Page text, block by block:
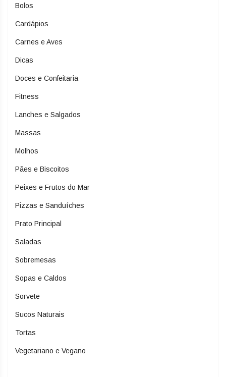
Bolos
Cardápios
Carnes e Aves
Dicas
Doces e Confeitaria
Fitness
Lanches e Salgados
Massas
Molhos
Pães e Biscoitos
Peixes e Frutos do Mar
Pizzas e Sanduíches
Prato Principal
Saladas
Sobremesas
Sopas e Caldos
Sorvete
Sucos Naturais
Tortas
Vegetariano e Vegano